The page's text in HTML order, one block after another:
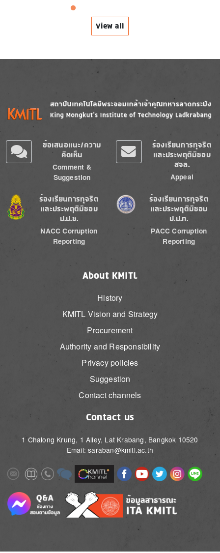
View all
Image
ข้อเสนอแนะ/ความ
คิดเห็น
Comment &
Suggestion
ร้องเรียนการทุจริต
และประพฤติมิชอบ
สจล.
Appeal
Image
ร้องเรียนการทุจริต
และประพฤติมิชอบ
ป.ป.ช.
NACC Corruption
Reporting
Image
ร้องเรียนการทุจริต
และประพฤติมิชอบ
ป.ป.ท.
PACC Corruption
Reporting
About KMITL
History
KMITL Vision and Strategy
Procurement
Authority and Responsibility
Privacy policies
Suggestion
Contact channels
Contact us
1 Chalong Krung, 1 Alley, Lat Krabang, Bangkok 10520
Email: saraban@kmitl.ac.th
ImageImageImageImage Image ImageImageImageImageImage
Image Image